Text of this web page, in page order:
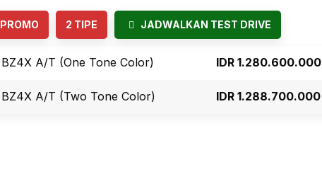
PROMO 2 TIPE JADWALKAN TEST DRIVE
BZ4X A/T (One Tone Color) IDR 1.280.600.000
BZ4X A/T (Two Tone Color) IDR 1.288.700.000